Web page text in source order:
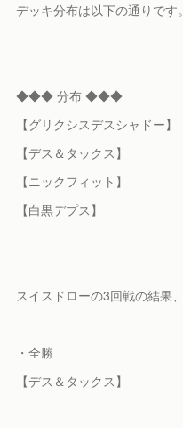
デッキ分布は以下の通りです。
◆◆◆ 分布 ◆◆◆
【グリクシスデスシャドー】
【デス＆タックス】
【ニックフィット】
【白黒デプス】
スイスドローの3回戦の結果、
・全勝
【デス＆タックス】